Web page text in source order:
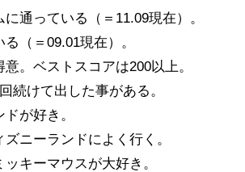
に通っている（＝11.09現在）。
（＝09.01現在）。
意。ベストスコアは200以上。
続けて出した事がある。
が好き。
ニーランドによく行く。
キーマウスが大好き。